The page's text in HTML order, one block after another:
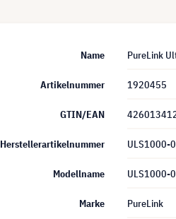
Name PureLink
Artikelnummer 1920455
GTIN/EAN
Herstellerartikelnummer ULS1000-
Modellname ULS1000-
Marke PureLink